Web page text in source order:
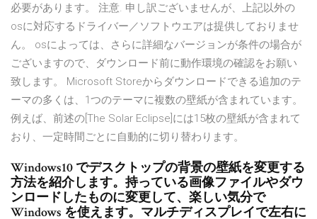
必要があります。 注意. 申し訳ございませんが、上記以外の
osに対応するドライバー／ソフトウエアは提供しておりませ
ん。 osによっては、さらに詳細なバージョンが条件の場合が
ございますので、ダウンロード前に動作環境の確認をお願い
致します。 Microsoft Storeからダウンロードできる追加のテ
ーマの多くは、1つのテーマに複数の壁紙が含まれています。
例えば、前述の[The Solar Eclipse]には15枚の壁紙が含まれて
おり、一定時間ごとに自動的に切り替わります。
Windows10 でデスクトップの背景の壁紙を変更する
方法を紹介します。持っている画像ファイルやダウ
ンロードしたものに変更して、楽しい気分で
Windows を使えます。マルチディスプレイで左右に